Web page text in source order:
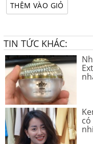
THÊM VÀO GIỎ
TIN TỨC KHÁC: